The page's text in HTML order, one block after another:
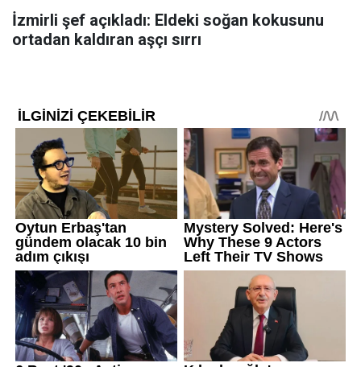
İzmirli şef açıkladı: Eldeki soğan kokusunu
ortadan kaldıran aşçı sırrı